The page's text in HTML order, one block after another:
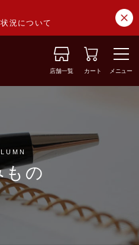
況について
店舗一覧 カート メニュー
もの